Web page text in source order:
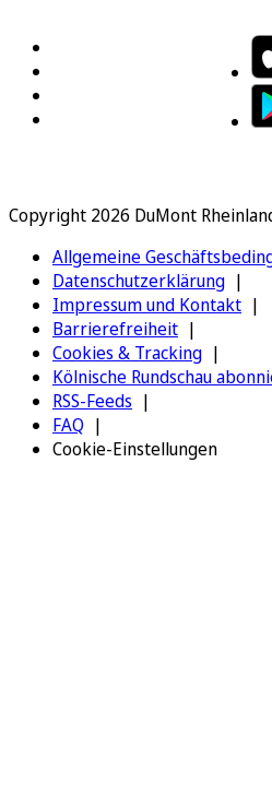
Copyright 2026 DuMont
Allgemeine
Datenschutzerklärung
Impressum und Kontakt
Barrierefreiheit
Cookies & Tracking
Kölnische Rundschau
RSS-Feeds
FAQ
Cookie-Einstellungen